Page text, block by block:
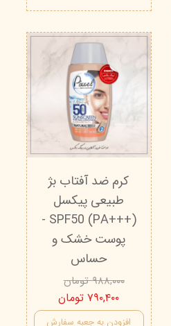
کرم ضد آفتاب بژ
طبیعی پیکسل
SPF50 (PA+++) -
پوست خشک و
حساس
۹۸۸,۰۰۰ تومان
۷۹۰,۴۰۰ تومان
افزودن به جعبه سفارش